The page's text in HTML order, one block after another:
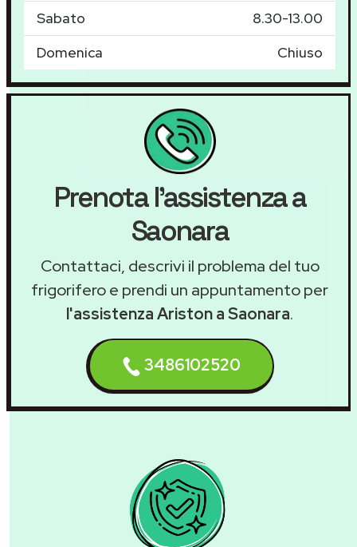
Sabato
8.30-13.00
Domenica
Chiuso
Prenota l'assistenza a
Saonara
Contattaci, descrivi il problema del tuo
frigorifero e prendi un appuntamento per
l'assistenza Ariston a Saonara.
3486102520